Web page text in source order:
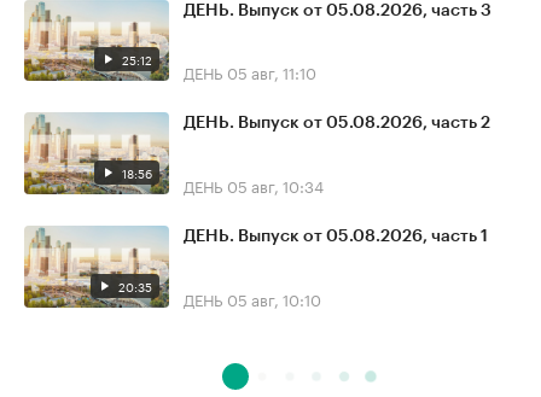
25:12
ДЕНЬ. Выпуск от 05.08.2026, часть 3
ДЕНЬ 05 авг, 11:10
18:56
ДЕНЬ. Выпуск от 05.08.2026, часть 2
ДЕНЬ 05 авг, 10:34
20:35
ДЕНЬ. Выпуск от 05.08.2026, часть 1
ДЕНЬ 05 авг, 10:10